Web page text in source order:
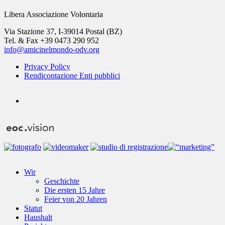
Libera Associazione Volontaria
Via Stazione 37, I-39014 Postal (BZ)
Tel. & Fax +39 0473 290 952
info@amicinelmondo-odv.org
Privacy Policy
Rendicontazione Enti pubblici
Close
Wir
Geschichte
Die ersten 15 Jahre
Feier von 20 Jahren
Statut
Haushalt